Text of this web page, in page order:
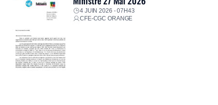
4 JUIN 2026 - 07H43
CFE-CGC ORANGE